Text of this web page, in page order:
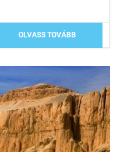
OLVASS TOVÁBB